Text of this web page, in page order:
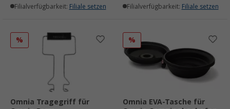
Filialverfügbarkeit: Filiale setzen
Filialverfügbarkeit: Filiale setzen
%
Omnia Tragegriff für
%
Omnia EVA-Tasche für